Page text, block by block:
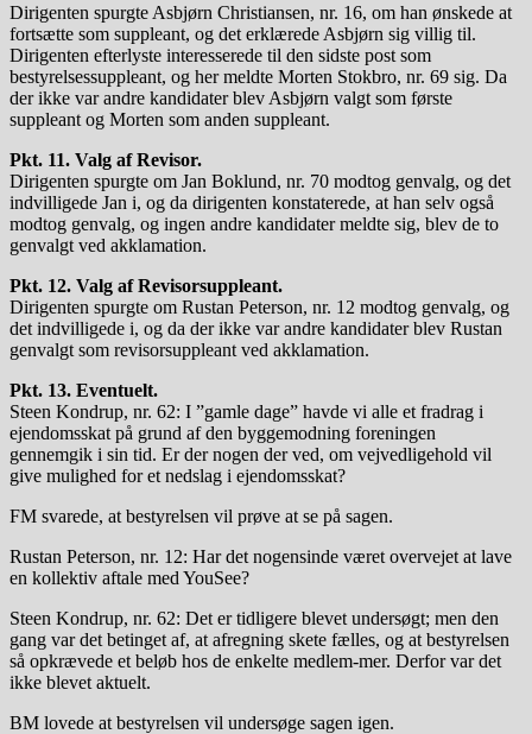
Dirigenten spurgte Asbjørn Christiansen, nr. 16, om han ønskede at
fortsætte som suppleant, og det erklærede Asbjørn sig villig til.
Dirigenten efterlyste interesserede til den sidste post som
bestyrelsessuppleant, og her meldte Morten Stokbro, nr. 69 sig. Da
der ikke var andre kandidater blev Asbjørn valgt som første
suppleant og Morten som anden suppleant.
Pkt. 11. Valg af Revisor.
Dirigenten spurgte om Jan Boklund, nr. 70 modtog genvalg, og det
indvilligede Jan i, og da dirigenten konstaterede, at han selv også
modtog genvalg, og ingen andre kandidater meldte sig, blev de to
genvalgt ved akklamation.
Pkt. 12. Valg af Revisorsuppleant.
Dirigenten spurgte om Rustan Peterson, nr. 12 modtog genvalg, og
det indvilligede i, og da der ikke var andre kandidater blev Rustan
genvalgt som revisorsuppleant ved akklamation.
Pkt. 13. Eventuelt.
Steen Kondrup, nr. 62: I ”gamle dage” havde vi alle et fradrag i
ejendomsskat på grund af den byggemodning foreningen
gennemgik i sin tid. Er der nogen der ved, om vejvedligehold vil
give mulighed for et nedslag i ejendomsskat?
FM svarede, at bestyrelsen vil prøve at se på sagen.
Rustan Peterson, nr. 12: Har det nogensinde været overvejet at lave
en kollektiv aftale med YouSee?
Steen Kondrup, nr. 62: Det er tidligere blevet undersøgt; men den
gang var det betinget af, at afregning skete fælles, og at bestyrelsen
så opkrævede et beløb hos de enkelte medlem-mer. Derfor var det
ikke blevet aktuelt.
BM lovede at bestyrelsen vil undersøge sagen igen.